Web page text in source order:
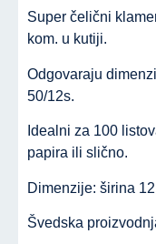
Super čelični
kom. u kutiji.
Odgovaraju
50/12s.
Idealni za 100
papira ili slično.
Dimenzije: širina
Švedska